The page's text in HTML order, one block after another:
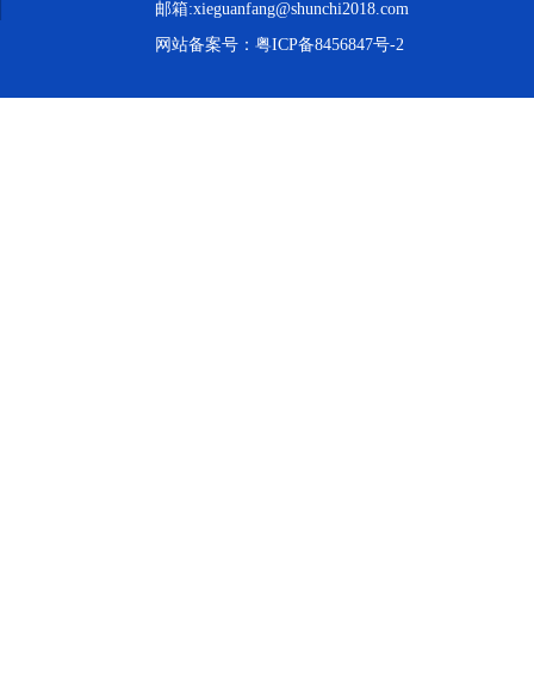
邮箱:xieguanfang@shunchi2018.com
网站备案号： 粤ICP备8456847号-2